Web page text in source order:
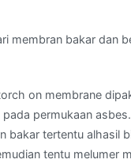
membran bakar dan
on membrane
permukaan
bakar tertentu alhasil
tentu melumer